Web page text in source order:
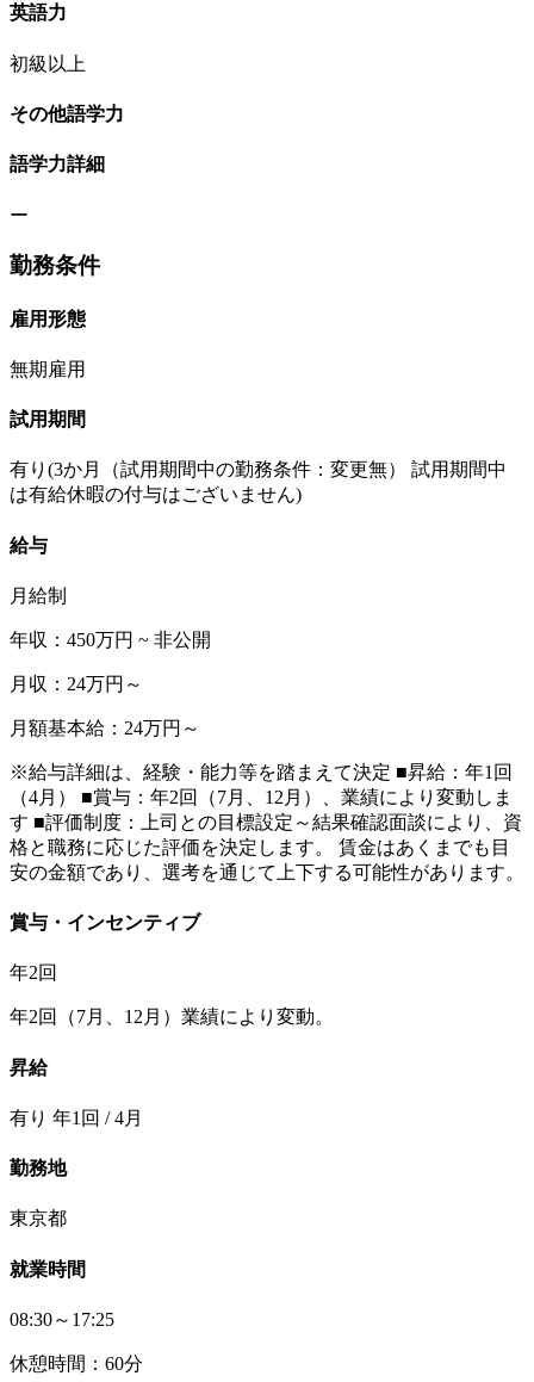
英語力
初級以上
その他語学力
語学力詳細
ー
勤務条件
雇用形態
無期雇用
試用期間
有り(3か月（試用期間中の勤務条件：変更無） 試用期間中
は有給休暇の付与はございません)
給与
月給制
年収：450万円 ~ 非公開
月収：24万円～
月額基本給：24万円～
※給与詳細は、経験・能力等を踏まえて決定 ■昇給：年1回
（4月） ■賞与：年2回（7月、12月）、業績により変動しま
す ■評価制度：上司との目標設定～結果確認面談により、資
格と職務に応じた評価を決定します。 賃金はあくまでも目
安の金額であり、選考を通じて上下する可能性があります。
賞与・インセンティブ
年2回
年2回（7月、12月）業績により変動。
昇給
有り 年1回 / 4月
勤務地
東京都
就業時間
08:30～17:25
休憩時間：60分